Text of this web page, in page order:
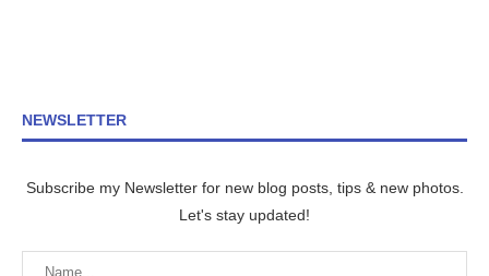
NEWSLETTER
Subscribe my Newsletter for new blog posts, tips & new photos.
Let's stay updated!